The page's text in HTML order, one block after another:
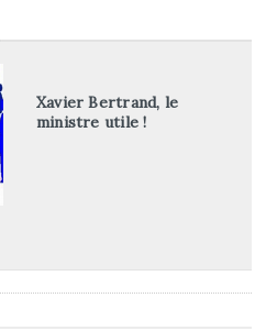
Xavier Bertrand, le
ministre utile !